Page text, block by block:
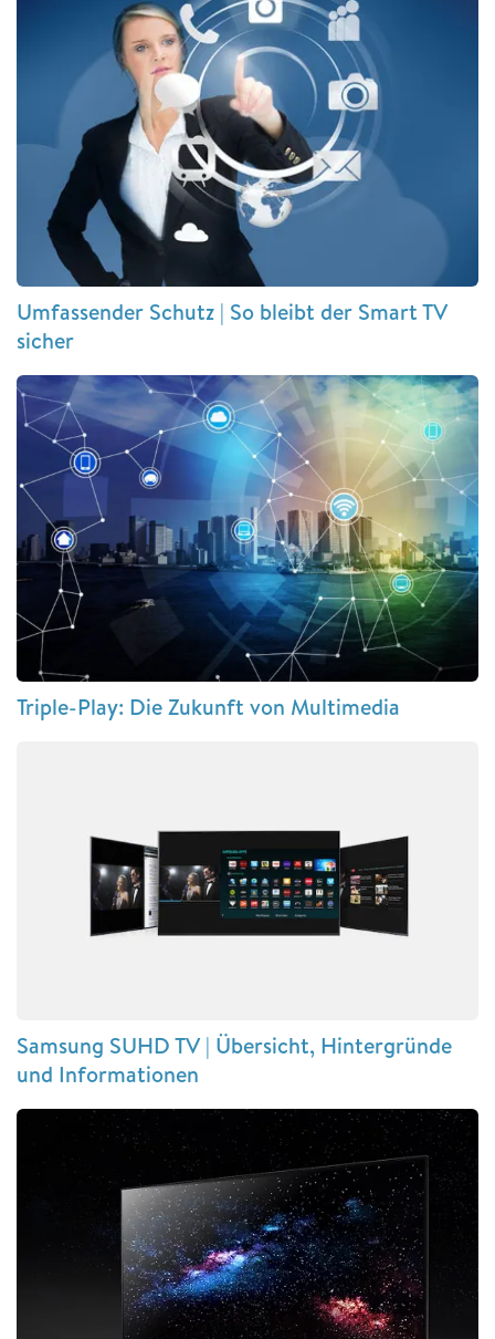
Umfassender Schutz | So bleibt der Smart TV
sicher
Triple-Play: Die Zukunft von Multimedia
Samsung SUHD TV | Übersicht, Hintergründe
und Informationen